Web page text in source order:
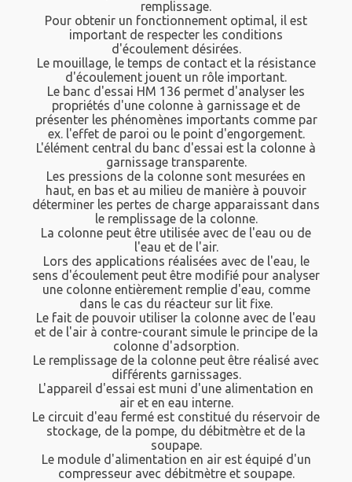
remplissage.
Pour obtenir un fonctionnement optimal, il est
important de respecter les conditions
d'écoulement désirées.
Le mouillage, le temps de contact et la résistance
d'écoulement jouent un rôle important.
Le banc d'essai HM 136 permet d'analyser les
propriétés d'une colonne à garnissage et de
présenter les phénomènes importants comme par
ex. l'effet de paroi ou le point d'engorgement.
L'élément central du banc d'essai est la colonne à
garnissage transparente.
Les pressions de la colonne sont mesurées en
haut, en bas et au milieu de manière à pouvoir
déterminer les pertes de charge apparaissant dans
le remplissage de la colonne.
La colonne peut être utilisée avec de l'eau ou de
l'eau et de l'air.
Lors des applications réalisées avec de l'eau, le
sens d'écoulement peut être modifié pour analyser
une colonne entièrement remplie d'eau, comme
dans le cas du réacteur sur lit fixe.
Le fait de pouvoir utiliser la colonne avec de l'eau
et de l'air à contre-courant simule le principe de la
colonne d'adsorption.
Le remplissage de la colonne peut être réalisé avec
différents garnissages.
L'appareil d'essai est muni d'une alimentation en
air et en eau interne.
Le circuit d'eau fermé est constitué du réservoir de
stockage, de la pompe, du débitmètre et de la
soupape.
Le module d'alimentation en air est équipé d'un
compresseur avec débitmètre et soupape.